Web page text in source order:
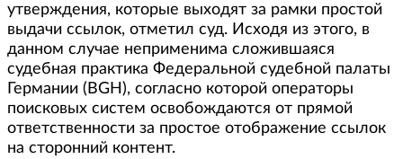
утверждения, которые выходят за рамки простой
выдачи ссылок, отметил суд. Исходя из этого, в
данном случае неприменима сложившаяся
судебная практика Федеральной судебной палаты
Германии (BGH), согласно которой операторы
поисковых систем освобождаются от прямой
ответственности за простое отображение ссылок
на сторонний контент.